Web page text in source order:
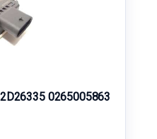
0265005863